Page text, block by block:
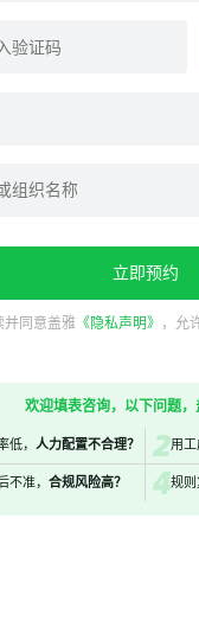
立即预约
并同意盖雅 《隐私声明》 ，允
欢迎填表咨询，以下问题
低， 人力配置不合理？ 用
不准，合规风险高？ 规则
出海中
10月待
勤排班数
2026菲
发布时间：
比CFO
「业-人-
发布时间：
再突破｜